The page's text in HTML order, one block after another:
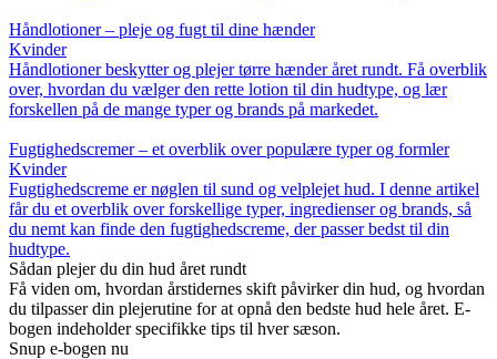
Håndlotioner – pleje og fugt til dine hænder
Kvinder
Håndlotioner beskytter og plejer tørre hænder året rundt. Få overblik
over, hvordan du vælger den rette lotion til din hudtype, og lær
forskellen på de mange typer og brands på markedet.
Fugtighedscremer – et overblik over populære typer og formler
Kvinder
Fugtighedscreme er nøglen til sund og velplejet hud. I denne artikel
får du et overblik over forskellige typer, ingredienser og brands, så
du nemt kan finde den fugtighedscreme, der passer bedst til din
hudtype.
Sådan plejer du din hud året rundt
Få viden om, hvordan årstidernes skift påvirker din hud, og hvordan
du tilpasser din plejerutine for at opnå den bedste hud hele året. E-
bogen indeholder specifikke tips til hver sæson.
Snup e-bogen nu